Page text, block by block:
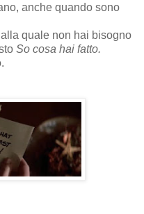
anche quando sono
quale non hai bisogno
So cosa hai fatto.